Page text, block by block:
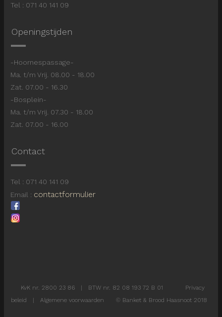
Tel : 071 40 141 09
Openingstijden
-Hoornespassage-
Ma. t/m Vrij. 08.00 - 18.00
Zat. 07.00 - 16.30
-Bosplein-
Ma. t/m Vrij. 07.30 - 18.00
Zat. 07.00 - 16.00
Contact
Tel : 071 40 141 09
Email : contactformulier
KvK nr. 2800 23 86 | BTW nr. 82 08 193 72 B 01
Privacy
beleid | Algemene voorwaarden ©Banket & Brood Haasnoot 2018